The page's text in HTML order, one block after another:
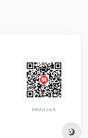
扫码关注公众号